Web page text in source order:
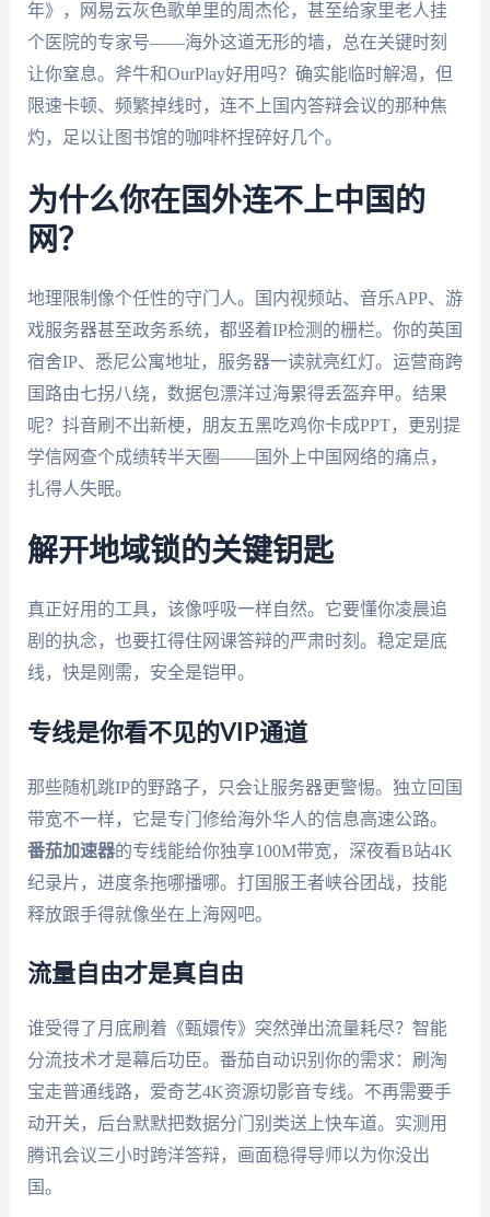
年》，网易云灰色歌单里的周杰伦，甚至给家里老人挂
个医院的专家号——海外这道无形的墙，总在关键时刻
让你窒息。斧牛和OurPlay好用吗？确实能临时解渴，但
限速卡顿、频繁掉线时，连不上国内答辩会议的那种焦
灼，足以让图书馆的咖啡杯捏碎好几个。
为什么你在国外连不上中国的
网？
地理限制像个任性的守门人。国内视频站、音乐APP、游
戏服务器甚至政务系统，都竖着IP检测的栅栏。你的英国
宿舍IP、悉尼公寓地址，服务器一读就亮红灯。运营商跨
国路由七拐八绕，数据包漂洋过海累得丢盔弃甲。结果
呢？抖音刷不出新梗，朋友五黑吃鸡你卡成PPT，更别提
学信网查个成绩转半天圈——国外上中国网络的痛点，
扎得人失眠。
解开地域锁的关键钥匙
真正好用的工具，该像呼吸一样自然。它要懂你凌晨追
剧的执念，也要扛得住网课答辩的严肃时刻。稳定是底
线，快是刚需，安全是铠甲。
专线是你看不见的VIP通道
那些随机跳IP的野路子，只会让服务器更警惕。独立回国
带宽不一样，它是专门修给海外华人的信息高速公路。
番茄加速器的专线能给你独享100M带宽，深夜看B站4K
纪录片，进度条拖哪播哪。打国服王者峡谷团战，技能
释放跟手得就像坐在上海网吧。
流量自由才是真自由
谁受得了月底刷着《甄嬛传》突然弹出流量耗尽？智能
分流技术才是幕后功臣。番茄自动识别你的需求：刷淘
宝走普通线路，爱奇艺4K资源切影音专线。不再需要手
动开关，后台默默把数据分门别类送上快车道。实测用
腾讯会议三小时跨洋答辩，画面稳得导师以为你没出
国。